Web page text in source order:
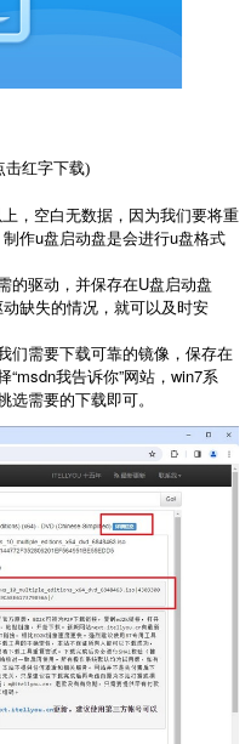
击红字下载)
，空白无数据，因为我们要将重
作u盘启动盘是会进行u盘格式
的驱动，并保存在U盘启动盘
缺失的情况，就可以及时安
们需要下载可靠的镜像，保存在
“msdn我告诉你”网站， win7系
选需要的下载即可。